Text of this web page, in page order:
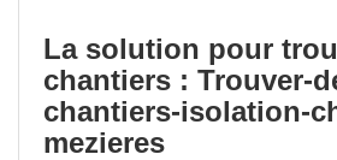
La solution pour
chantiers : Trouver-
chantiers-isolation-
mezieres